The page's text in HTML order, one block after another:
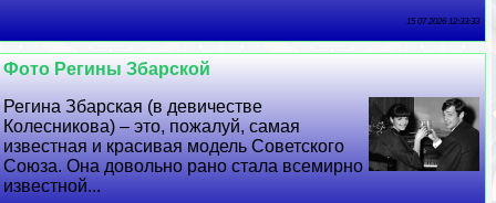
15 07 2026 12:33:33
Фото Регины Збарской
Регина Збарская (в девичестве
Колесникова) – это, пожалуй, самая
известная и красивая модель Советского
Союза. Она довольно рано стала всемирно
известной...